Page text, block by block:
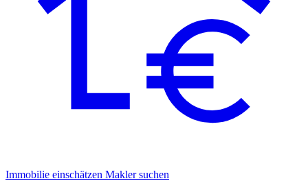
Immobilie einschätzen Makler suchen